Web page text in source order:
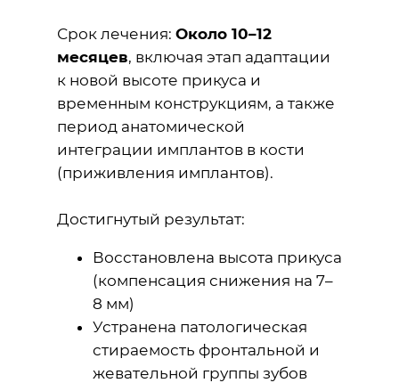
Срок лечения: Около 10–12
месяцев, включая этап адаптации
к новой высоте прикуса и
временным конструкциям, а также
период анатомической
интеграции имплантов в кости
(приживления имплантов).
Достигнутый результат:
Восстановлена высота прикуса
(компенсация снижения на 7–
8 мм)
Устранена патологическая
стираемость фронтальной и
жевательной группы зубов